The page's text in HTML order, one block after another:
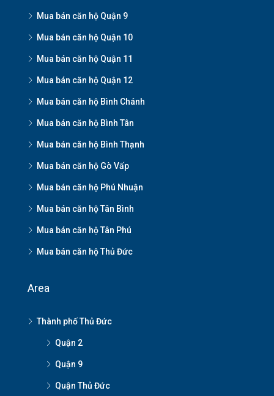
Mua bán căn hộ Quận 9
Mua bán căn hộ Quận 10
Mua bán căn hộ Quận 11
Mua bán căn hộ Quận 12
Mua bán căn hộ Bình Chánh
Mua bán căn hộ Bình Tân
Mua bán căn hộ Bình Thạnh
Mua bán căn hộ Gò Vấp
Mua bán căn hộ Phú Nhuận
Mua bán căn hộ Tân Bình
Mua bán căn hộ Tân Phú
Mua bán căn hộ Thủ Đức
Area
Thành phố Thủ Đức
Quận 2
Quận 9
Quận Thủ Đức